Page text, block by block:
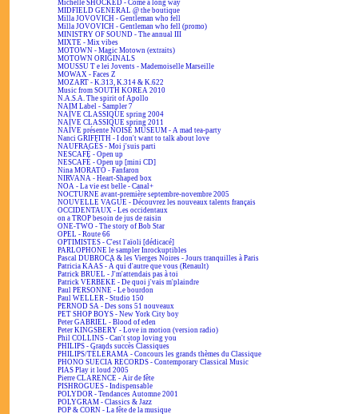
Michelle SHOCKED - Come a long way
MIDFIELD GENERAL @ the boutique
Milla JOVOVICH - Gentleman who fell
Milla JOVOVICH - Gentleman who fell (promo)
MINISTRY OF SOUND - The annual III
MIXTE - Mix vibes
MOTOWN - Magic Motown (extraits)
MOTOWN ORIGINALS
MOUSSU T e lei Jovents - Mademoiselle Marseille
MOWAX - Faces Z
MOZART - K.313, K.314 & K.622
Music from SOUTH KOREA 2010
N.A.S.A. The spirit of Apollo
NAIM Label - Sampler 7
NAÏVE CLASSIQUE spring 2004
NAÏVE CLASSIQUE spring 2011
NAÏVE présente NOISE MUSEUM - A mad tea-party
Nanci GRIFFITH - I don't want to talk about love
NAUFRAGÉS - Moi j'suis parti
NESCAFÉ - Open up
NESCAFÉ - Open up [mini CD]
Nina MORATO - Fanfaron
NIRVANA - Heart-Shaped box
NOA - La vie est belle - Canal+
NOCTURNE avant-première septembre-novembre 2005
NOUVELLE VAGUE - Découvrez les nouveaux talents français
OCCIDENTAUX - Les occidentaux
on a TROP besoin de jus de raisin
ONE-TWO - The story of Bob Star
OPEL - Route 66
OPTIMISTES - C'est l'aïoli [dédicacé]
PARLOPHONE le sampler Inrockuptibles
Pascal DUBROCA & les Vierges Noires - Jours tranquilles à Paris
Patricia KAAS - À qui d'autre que vous (Renault)
Patrick BRUEL - J'm'attendais pas à toi
Patrick VERBEKE - De quoi j'vais m'plaindre
Paul PERSONNE - Le bourdon
Paul WELLER - Studio 150
PERNOD SA - Des sons 51 nouveaux
PET SHOP BOYS - New York City boy
Peter GABRIEL - Blood of eden
Peter KINGSBERY - Love in motion (version radio)
Phil COLLINS - Can't stop loving you
PHILIPS - Grands succès Classiques
PHILIPS/TÉLÉRAMA - Concours les grands thèmes du Classique
PHONO SUECIA RECORDS - Contemporary Classical Music
PIAS Play it loud 2005
Pierre CLARENCE - Air de fête
PISHROGUES - Indispensable
POLYDOR - Tendances Automne 2001
POLYGRAM - Classics & Jazz
POP & CORN - La fête de la musique